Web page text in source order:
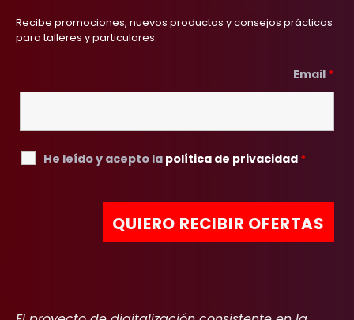
Recibe promociones, nuevos productos y consejos prácticos
para talleres y particulares.
Email *
He leído y acepto la política de privacidad *